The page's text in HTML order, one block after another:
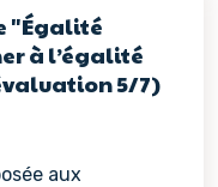
"Égalité
à l’égalité
5/7)
aux